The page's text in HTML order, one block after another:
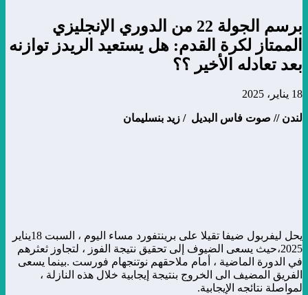
برسم الجولة 22 من الدوري الإنجليزي
الممتاز لكرة القدم: هل يستعيد الريدز توازنه
بعد تعادله الأخير ؟؟
18 يناير، 2025
لندن // صوت فاس البديل / زيد بنسليمان
يحل ليفربول ضيفا تقيلا على برينتفورد مساء اليوم ، السبت 18يناير
2025،حيث يسعى الضيوف إلى تحقيق نتيجة الفوز ، لتجاوز ثعثرهم
في الدورة الماضية ، أمام ملاحقهم نوتنجهام فورست .بينما يسعى
الفريق المضيف الى الخروج بنتيجة إيجابية خلال هذه النازلة ،
لمواصلة نتائجه الإيجابية.